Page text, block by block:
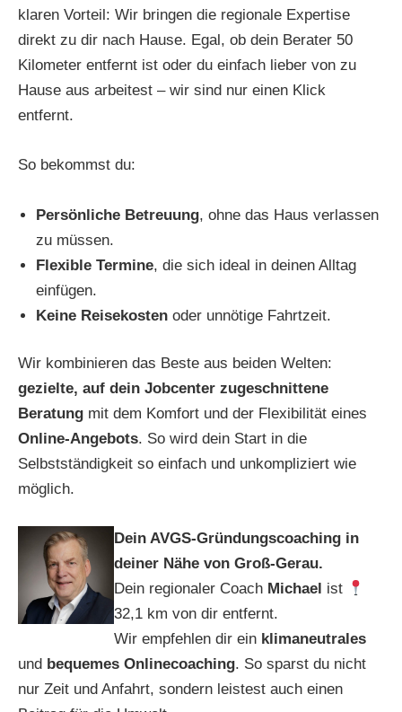
klaren Vorteil: Wir bringen die regionale Expertise
direkt zu dir nach Hause. Egal, ob dein Berater 50
Kilometer entfernt ist oder du einfach lieber von zu
Hause aus arbeitest – wir sind nur einen Klick
entfernt.
So bekommst du:
Persönliche Betreuung, ohne das Haus verlassen
zu müssen.
Flexible Termine, die sich ideal in deinen Alltag
einfügen.
Keine Reisekosten oder unnötige Fahrtzeit.
Wir kombinieren das Beste aus beiden Welten:
gezielte, auf dein Jobcenter zugeschnittene
Beratung mit dem Komfort und der Flexibilität eines
Online-Angebots. So wird dein Start in die
Selbstständigkeit so einfach und unkompliziert wie
möglich.
Dein AVGS-Gründungscoaching in
deiner Nähe von Groß-Gerau.
Dein regionaler Coach Michael ist
32,1 km von dir entfernt.
Wir empfehlen dir ein klimaneutrales
und bequemes Onlinecoaching. So sparst du nicht
nur Zeit und Anfahrt, sondern leistest auch einen